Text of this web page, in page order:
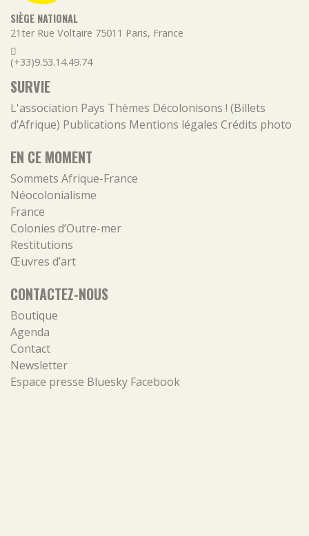
SIÈGE NATIONAL
21ter Rue Voltaire 75011 Paris, France
(+33)9.53.14.49.74
SURVIE
L'association Pays Thèmes Décolonisons ! (Billets
d’Afrique) Publications Mentions légales Crédits photo
EN CE MOMENT
Sommets Afrique-France
Néocolonialisme
France
Colonies d’Outre-mer
Restitutions
Œuvres d’art
CONTACTEZ-NOUS
Boutique
Agenda
Contact
Newsletter
Espace presse Bluesky Facebook